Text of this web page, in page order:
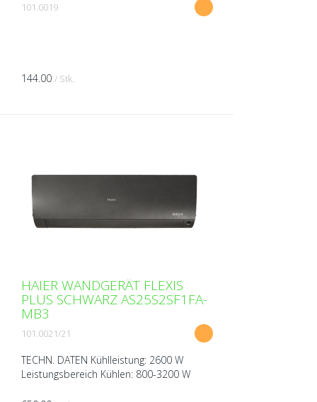
101.0019
144.00 / Stk.
HAIER WANDGERÄT FLEXIS
PLUS SCHWARZ AS25S2SF1FA-
MB3
101.0021/21
TECHN. DATEN Kühlleistung: 2600 W
Leistungsbereich Kühlen: 800-3200 W